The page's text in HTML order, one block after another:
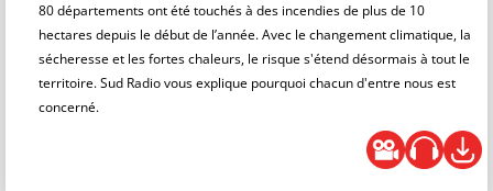
80 départements ont été touchés à des incendies de plus de 10
hectares depuis le début de l’année. Avec le changement climatique, la
sécheresse et les fortes chaleurs, le risque s'étend désormais à tout le
territoire. Sud Radio vous explique pourquoi chacun d'entre nous est
concerné.